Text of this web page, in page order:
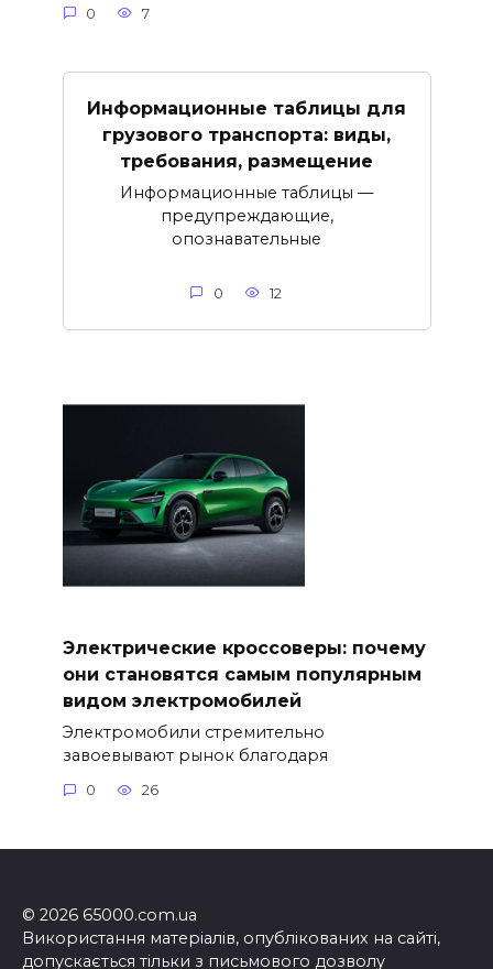
0 7
Информационные таблицы для
грузового транспорта: виды,
требования, размещение
Информационные таблицы —
предупреждающие,
опознавательные
0 12
Электрические кроссоверы: почему
они становятся самым популярным
видом электромобилей
Электромобили стремительно
завоевывают рынок благодаря
0 26
© 2026 65000.com.ua
Використання матеріалів, опублікованих на сайті,
допускається тільки з письмового дозволу